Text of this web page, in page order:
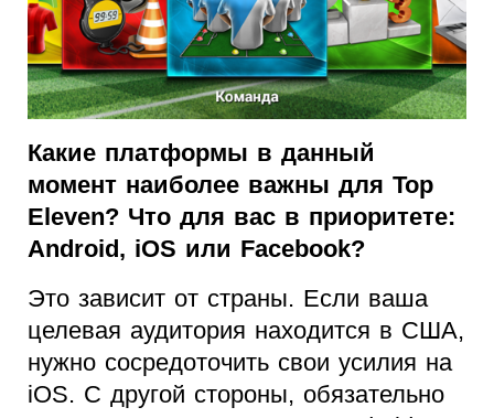
Какие платформы в данный
момент наиболее важны для Top
Eleven? Что для вас в приоритете:
Android, iOS или Facebook?
Это зависит от страны. Если ваша
целевая аудитория находится в США,
нужно сосредоточить свои усилия на
iOS. С другой стороны, обязательно